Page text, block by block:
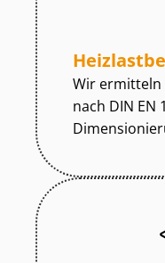
Wir ermitteln
nach DIN EN